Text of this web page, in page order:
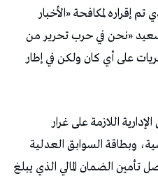
وفقا للمرسوم 54 الذي تم إقراره لمكافحة «الأخبار
سبتمبر 2022، قال سعيد «نحن في حرب تحرير من
على أي كان ولكن في إطار
اللازمة على غرار
وبطاقة السوابق العدلية
تأمين الضمان المالي الذي يبلغ